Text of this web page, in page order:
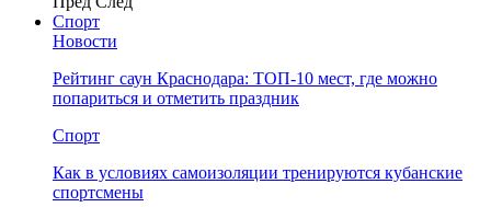
Спорт
Новости
Рейтинг саун Краснодара: ТОП-10 мест, где можно
попариться и отметить праздник
Спорт
Как в условиях самоизоляции тренируются кубанские
спортсмены